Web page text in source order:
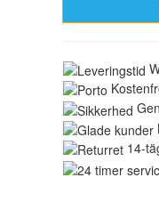
14-